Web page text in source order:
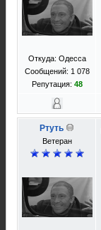
Откуда: Одесса
Сообщений: 1 078
Репутация: 48
Ртуть
Ветеран